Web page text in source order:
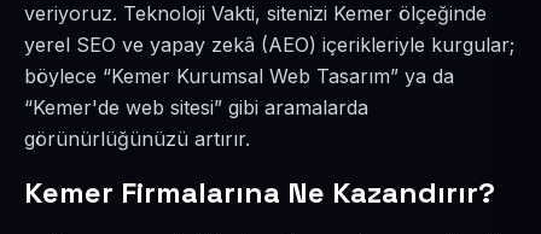
veriyoruz. Teknoloji Vakti, sitenizi Kemer ölçeğinde
yerel SEO ve yapay zekâ (AEO) içerikleriyle kurgular;
böylece “Kemer Kurumsal Web Tasarım” ya da
“Kemer'de web sitesi” gibi aramalarda
görünürlüğünüzü artırır.
Kemer Firmalarına Ne Kazandırır?